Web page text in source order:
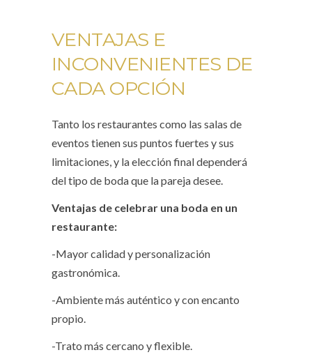
VENTAJAS E
INCONVENIENTES DE
CADA OPCIÓN
Tanto los restaurantes como las salas de
eventos tienen sus puntos fuertes y sus
limitaciones, y la elección final dependerá
del tipo de boda que la pareja desee.
Ventajas de celebrar una boda en un
restaurante:
-Mayor calidad y personalización
gastronómica.
-Ambiente más auténtico y con encanto
propio.
-Trato más cercano y flexible.